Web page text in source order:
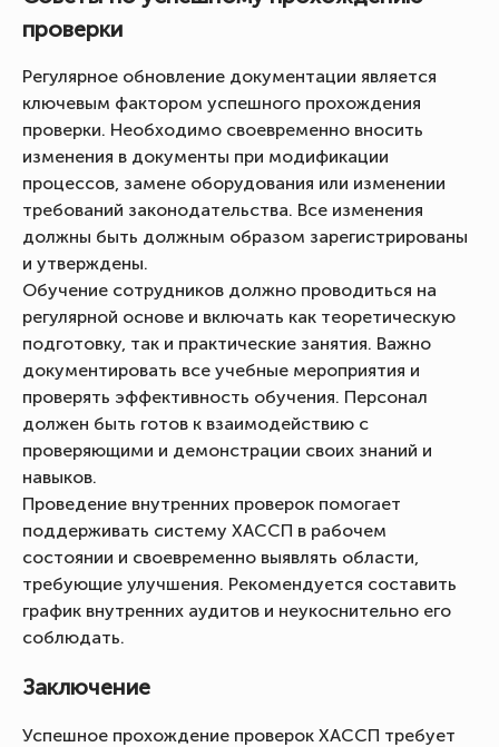
проверки
Регулярное обновление документации является
ключевым фактором успешного прохождения
проверки. Необходимо своевременно вносить
изменения в документы при модификации
процессов, замене оборудования или изменении
требований законодательства. Все изменения
должны быть должным образом зарегистрированы
и утверждены.
Обучение сотрудников должно проводиться на
регулярной основе и включать как теоретическую
подготовку, так и практические занятия. Важно
документировать все учебные мероприятия и
проверять эффективность обучения. Персонал
должен быть готов к взаимодействию с
проверяющими и демонстрации своих знаний и
навыков.
Проведение внутренних проверок помогает
поддерживать систему ХАССП в рабочем
состоянии и своевременно выявлять области,
требующие улучшения. Рекомендуется составить
график внутренних аудитов и неукоснительно его
соблюдать.
Заключение
Успешное прохождение проверок ХАССП требует